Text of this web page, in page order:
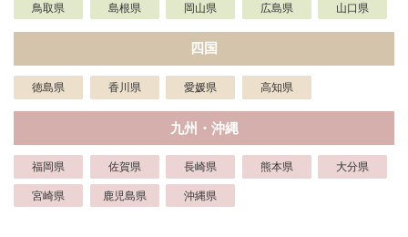
鳥取県 島根県 岡山県 広島県 山口県
四国
徳島県 香川県 愛媛県 高知県
九州・沖縄
福岡県 佐賀県 長崎県 熊本県 大分県
宮崎県 鹿児島県 沖縄県